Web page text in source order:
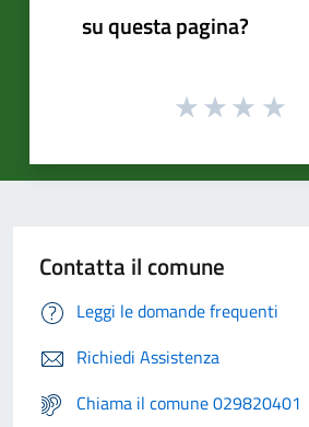
su questa pagina?
Contatta il comune
Leggi le domande frequenti
Richiedi Assistenza
Chiama il comune 029820401